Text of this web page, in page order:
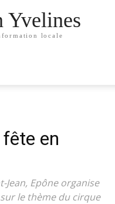
Yvelines
locale
en
Jean, Epône organise
le thème du cirque